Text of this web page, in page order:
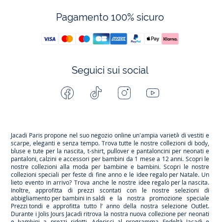
Pagamento 100% sicuro
Seguici sui social
Facebook Tiktok InstagramYoutube
Jacadi Paris propone nel suo negozio online un'ampia varietà di vestiti e
scarpe, eleganti e senza tempo. Trova tutte le nostre collezioni di body,
bluse e tute per la nascita, t-shirt, pullover e pantaloncini per neonati e
pantaloni, calzini e accessori per bambini da 1 mese a 12 anni. Scopri le
nostre collezioni alla moda per bambine e bambini. Scopri le nostre
collezioni speciali per feste di fine anno e le idee regalo per Natale. Un
lieto evento in arrivo? Trova anche le nostre idee regalo per la nascita.
Inoltre, approfitta di prezzi scontati con le nostre selezioni di
abbigliamento per bambini in saldi e la nostra promozione speciale
Prezzi tondi e approfitta tutto l’ anno della nostra selezione Outlet.
Durante i Jolis Jours Jacadi ritrova la nostra nuova collezione per neonati